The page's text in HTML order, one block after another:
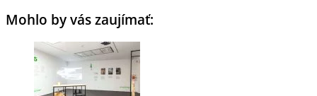
Mohlo by vás zaujímať: